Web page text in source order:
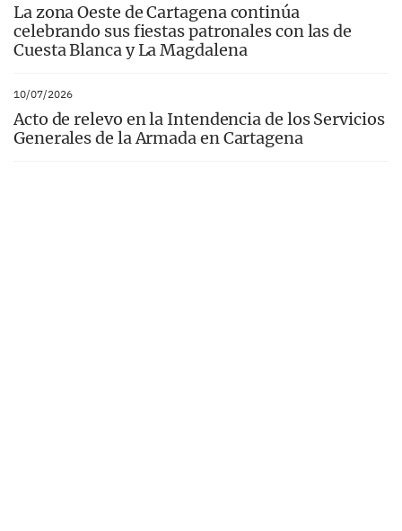
La zona Oeste de Cartagena continúa
celebrando sus fiestas patronales con las de
Cuesta Blanca y La Magdalena
10/07/2026
Acto de relevo en la Intendencia de los Servicios
Generales de la Armada en Cartagena